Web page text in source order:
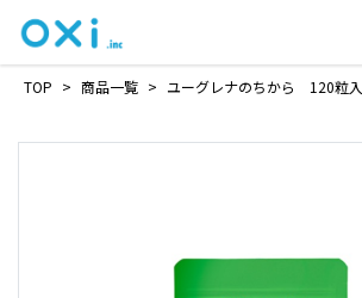
TOP > 商品一覧 > ユーグレナのちから 120粒入